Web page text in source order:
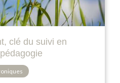
clé du suivi en